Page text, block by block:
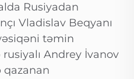
Rusiyadan
Vladislav Beqyanı
təmin
Andrey İvanov
qazanan